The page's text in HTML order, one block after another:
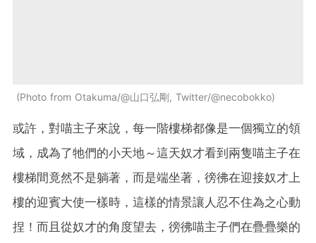
Photo from Otakuma/@山口弘剛, Twitter/@necobokko
或許，對喵主子來說，每一階樓梯都像是一個獨立的領
域，成為了牠們的小天地～這天奴才看到兩隻喵主子在
樓梯間竟然不是躺著，而是端坐著，徬彿在迎接奴才上
樓的迎賓大使一樣時，這樣的情景讓人忍不住為之心動
捏！而且從奴才的角度望去，徬彿喵主子們在疊疊樂的